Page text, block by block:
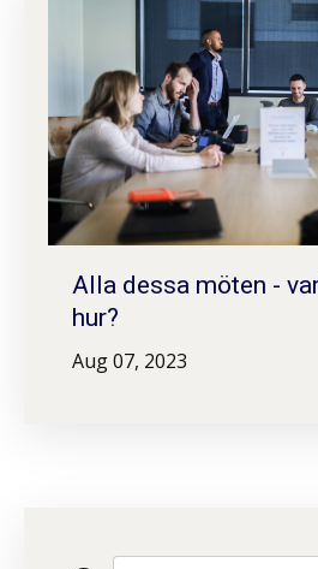
Alla dessa möten -
hur?
Aug 07, 2023